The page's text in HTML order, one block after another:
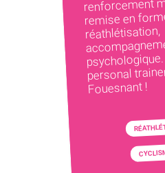
remise en
réathlétisation,
personal
Fouesnant !